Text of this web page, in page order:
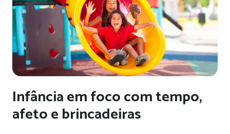
Infância em foco com tempo,
afeto e brincadeiras